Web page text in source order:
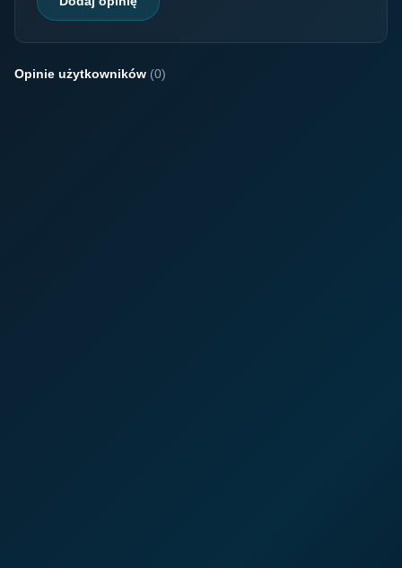
Opinie użytkowników (0)